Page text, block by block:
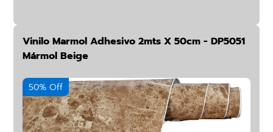
Vinilo Marmol Adhesivo 2mts X 50cm - DP5051
Mármol Beige
50% Off